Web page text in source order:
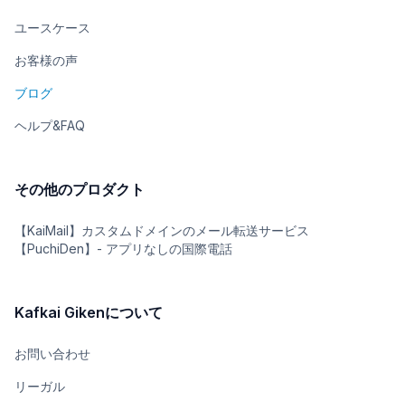
ユースケース
お客様の声
ブログ
ヘルプ&FAQ
その他のプロダクト
【KaiMail】カスタムドメインのメール転送サービス
【PuchiDen】- アプリなしの国際電話
Kafkai Gikenについて
お問い合わせ
リーガル